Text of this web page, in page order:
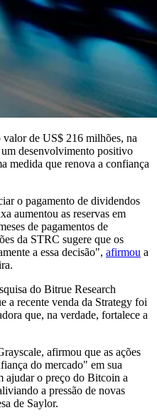
de US$ 216 milhões, na
desenvolvimento positivo
medida que renova a confiança
o pagamento de dividendos
aumentou as reservas em
de pagamentos de
da STRC sugere que os
a essa decisão", afirmou a
do Bitrue Research
a recente venda da Strategy foi
que, na verdade, fortalece a
afirmou que as ações
do mercado" em sua
ajudar o preço do Bitcoin a
a pressão de novas
de Saylor.